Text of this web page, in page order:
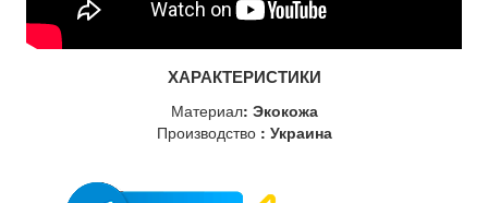
ХАРАКТЕРИСТИКИ
Материал: Экокожа
Производство : Украина